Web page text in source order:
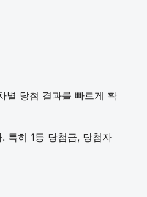
별 당첨 결과를 빠르게 확
특히 1등 당첨금, 당첨자